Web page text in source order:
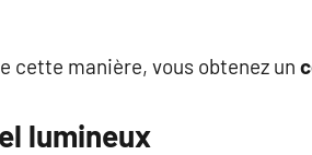
cette manière, vous obtenez un
lumineux